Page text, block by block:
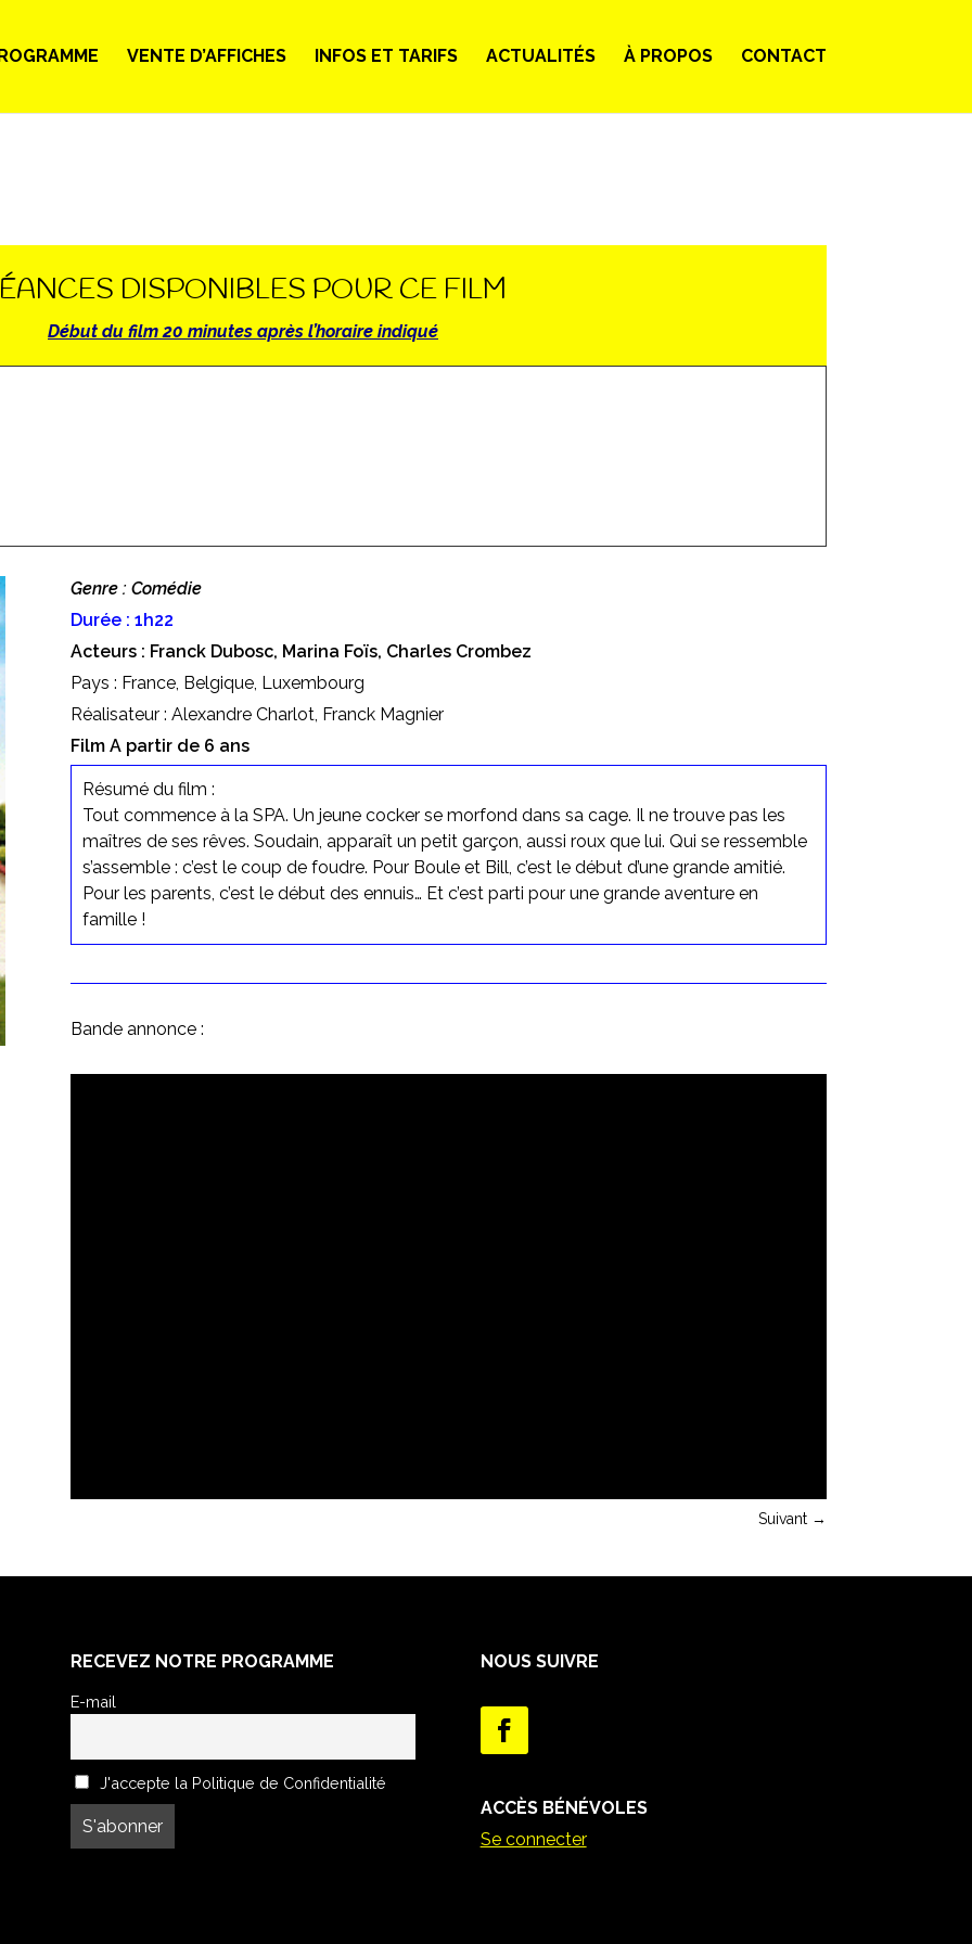
VENTE D’AFFICHES INFOS ET TARIFS ACTUALITÉS À PROPOS CONTACT
DISPONIBLES POUR CE FILM
Début du film 20 minutes après l’horaire indiqué
Genre : Comédie
Durée : 1h22
Acteurs : Franck Dubosc, Marina Foïs, Charles Crombez
Pays : France, Belgique, Luxembourg
Réalisateur : Alexandre Charlot, Franck Magnier
Film A partir de 6 ans
Résumé du film :
Tout commence à la SPA. Un jeune cocker se morfond dans sa cage. Il ne trouve pas les
maîtres de ses rêves. Soudain, apparaît un petit garçon, aussi roux que lui. Qui se ressemble
s’assemble : c’est le coup de foudre. Pour Boule et Bill, c’est le début d’une grande amitié.
Pour les parents, c’est le début des ennuis… Et c’est parti pour une grande aventure en
famille !
Bande annonce :
Suivant→
RECEVEZ NOTRE PROGRAMME
E-mail
J'accepte la Politique de Confidentialité
NOUS SUIVRE
ACCÈS BÉNÉVOLES
Se connecter